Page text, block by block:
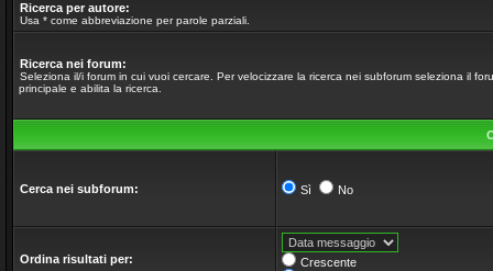
Ricerca per autore:
Usa * come abbreviazione per parole parziali.
Ricerca nei forum:
Seleziona il/i forum in cui vuoi cercare. Per velocizzare la ricerca nei subforum seleziona il
principale e abilita la ricerca.
Cerca nei subforum: Sì No
Ordina risultati per:
Crescente